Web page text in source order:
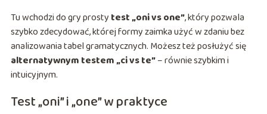
Tu wchodzi do gry prosty test „oni vs one”, który pozwala
szybko zdecydować, której formy zaimka użyć w zdaniu bez
analizowania tabel gramatycznych. Możesz też posłużyć się
alternatywnym testem „ci vs te”– równie szybkim i
intuicyjnym.
Test „oni” i „one” w praktyce